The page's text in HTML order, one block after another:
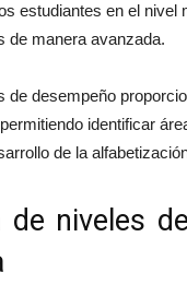
estudiantes en el nivel
de manera avanzada.
de desempeño
identificar
de la
de niveles